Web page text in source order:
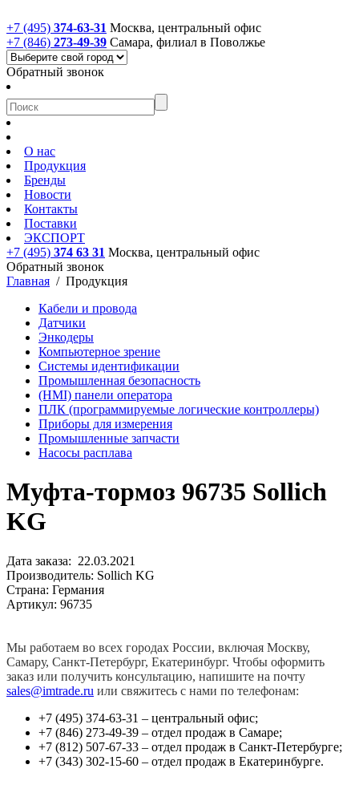
+7 (495) 374-63-31 Москва, центральный офис
+7 (846) 273-49-39 Самара, филиал в Поволжье
Обратный звонок
О нас
Продукция
Бренды
Новости
Контакты
Поставки
ЭКСПОРТ
+7 (495) 374 63 31 Москва, центральный офис
Обратный звонок
Главная / Продукция
Кабели и провода
Датчики
Энкодеры
Компьютерное зрение
Системы идентификации
Промышленная безопасность
(HMI) панели оператора
ПЛК (программируемые логические контроллеры)
Приборы для измерения
Промышленные запчасти
Насосы расплава
Муфта-тормоз 96735 Sollich
KG
Дата заказа: 22.03.2021
Производитель: Sollich KG
Страна: Германия
Артикул: 96735
Мы работаем во всех городах России, включая Москву,
Самару, Санкт-Петербург, Екатеринбург. Чтобы оформить
заказ или получить консультацию, напишите на почту
sales@imtrade.ru или свяжитесь с нами по телефонам:
+7 (495) 374-63-31 – центральный офис;
+7 (846) 273-49-39 – отдел продаж в Самаре;
+7 (812) 507-67-33 – отдел продаж в Санкт-Петербурге;
+7 (343) 302-15-60 – отдел продаж в Екатеринбурге.